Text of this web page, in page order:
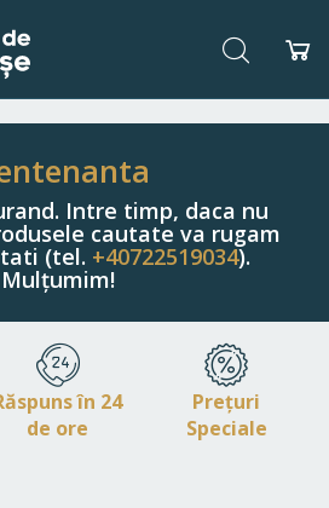
Căutare
Intre timp, daca nu
cautate va rugam
(tel. +40722519034).
Mulțumim!
în 24
de ore
Prețuri
Speciale